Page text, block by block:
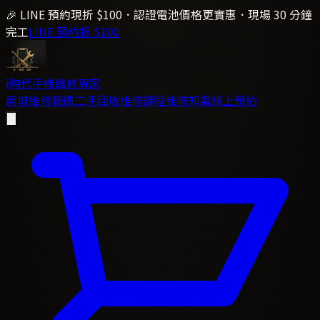
🎉 LINE 預約現折 $100．認證電池價格更實惠．現場 30 分鐘
完工LINE 預約折 $100
i時代手機維修專家
商城維修報價二手回收維修課程維修知識線上預約